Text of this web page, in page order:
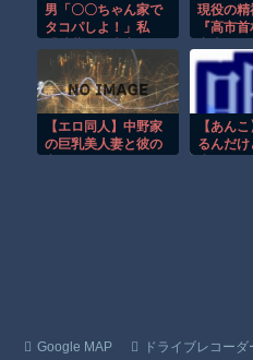
渡邊渚さん「私がPTSDと診
【朗報】Amazon、汗が飛び
【動画】高速道路を走行中の
子供向け漫画、謎の闇の大会に
男「〇〇ちゃん家で
タコパしよ！」私
るから…」男「えー
うちもそうだよ？」
私（じゃあ自分の家
でやれや…）準備や
後片付けが面倒で匂
いもつくタコパって
現役の
『高市
断、その
が歓喜
せてお
【エロ同人】中野家
の巨乳美人妻と彼の
【あん
るんだ
Google MAP ドライブレコーダ